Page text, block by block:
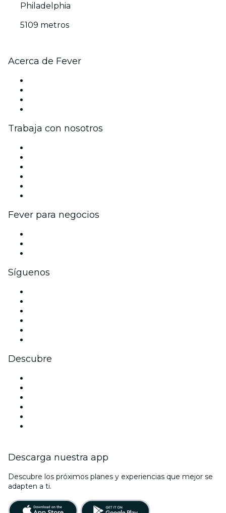
Philadelphia
5109 metros
Acerca de Fever
Trabaja con nosotros
Fever para negocios
Síguenos
Descubre
Descarga nuestra app
Descubre los próximos planes y experiencias que mejor se
adapten a ti.